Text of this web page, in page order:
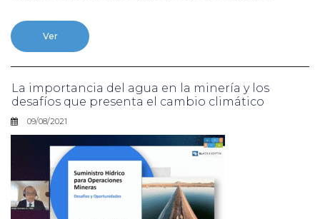
Ver
La importancia del agua en la minería y los
desafíos que presenta el cambio climático
09/08/2021